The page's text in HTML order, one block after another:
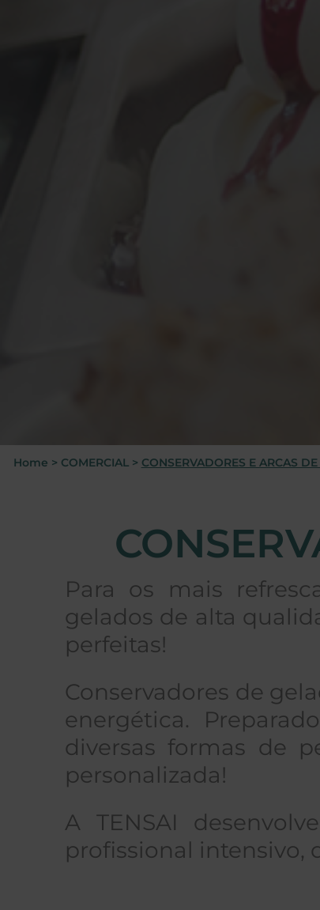
Home > COMERCIAL> CONSERVADORES E ARCAS
Para os mais
gelados de alta
perfeitas!
Conservadores de
energética.
diversas formas de
personalizada!
A TENSAI
profissional intensivo,